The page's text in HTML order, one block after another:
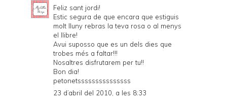
Feliz sant jordi!
Estic segura de que encara que estiguis
molt lluny rebras la teva rosa o al menys
el llibre!
Avui suposso que es un dels dies que
trobes més a faltar!!!
Nosaltres disfrutarem per tu!!
Bon dia!
petonetsssssssssssssss
23 d’abril del 2010, a les 8:33